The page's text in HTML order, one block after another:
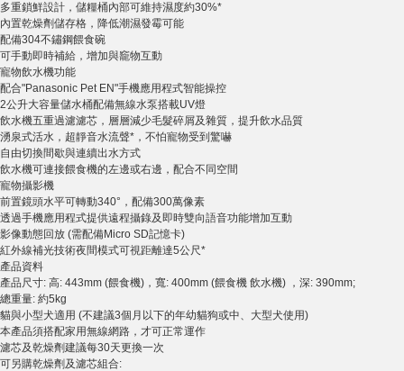
多重鎖鮮設計，儲糧桶內部可維持濕度約30%*
內置乾燥劑儲存格，降低潮濕發霉可能
配備304不鏽鋼餵食碗
可手動即時補給，增加與竉物互動
寵物飲水機功能
配合"Panasonic Pet EN"手機應用程式智能操控
2公升大容量儲水桶配備無線水泵搭載UV燈
飲水機五重過濾濾芯，層層減少毛髮碎屑及雜質，提升飲水品質
湧泉式活水，超靜音水流聲*，不怕寵物受到驚嚇
自由切換間歇與連續出水方式
飲水機可連接餵食機的左邊或右邊，配合不同空間
寵物攝影機
前置鏡頭水平可轉動340°，配備300萬像素
透過手機應用程式提供遠程攝錄及即時雙向語音功能增加互動
影像動態回放 (需配備Micro SD記憶卡)
紅外線補光技術夜間模式可視距離達5公尺*
產品資料
產品尺寸: 高: 443mm (餵食機)，寬: 400mm (餵食機 飲水機) ，深: 390mm;
總重量: 約5kg
貓與小型犬適用 (不建議3個月以下的年幼貓狗或中、大型犬使用)
本產品須搭配家用無線網路，才可正常運作
濾芯及乾燥劑建議每30天更換一次
可另購乾燥劑及濾芯組合: